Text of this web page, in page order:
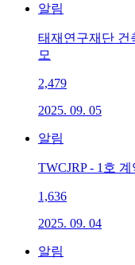
알림
태재연구재단 건
모
2,479
2025. 09. 05
알림
TWCJRP - 1호
1,636
2025. 09. 04
알림